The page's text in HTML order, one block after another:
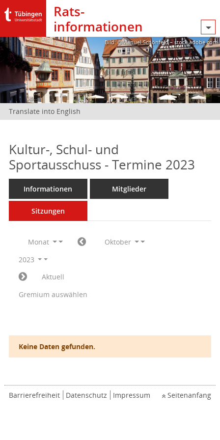
Rats­
informationen
Bild: @Manuel Schönfeld – stock.adobe.com
Translate into English
Kultur-, Schul- und
Sportausschuss - Termine 2023
Informationen Mitglieder
Sitzungen
Monat
Oktober
2023
Aktuell
Gremium auswählen
Keine Daten gefunden.
Barrierefreiheit Datenschutz Impressum Seitenanfang